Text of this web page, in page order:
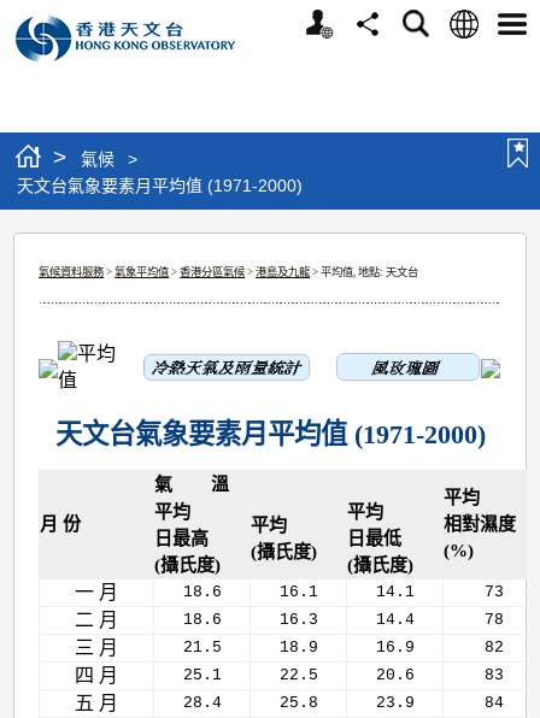
個
分
搜
語
選
> 氣候
>
天文台氣象要素月平均值 (1971-2000)
天
文
氣
月
(1971-
2000)
氣候資料服務 >氣象平均值 >香港分區氣候 >港島及九龍 > 平均值, 地點: 天文台
天文台氣象要素月平均值 (1971-2000)
月 份
氣 溫
平均
相對濕度
(%)
平均
日最高
(攝氏度)
平均
(攝氏度)
平均
日最低
(攝氏度)
一 月 18.6 16.1 14.1 73
二 月 18.6 16.3 14.4 78
三 月 21.5 18.9 16.9 82
四 月 25.1 22.5 20.6 83
五 月 28.4 25.8 23.9 84